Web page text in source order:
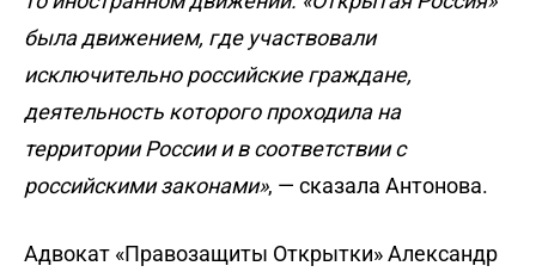
была движением, где участвовали
исключительно российские граждане,
деятельность которого проходила на
территории России и в соответствии с
российскими законами», — сказала Антонова.
Адвокат «Правозащиты Открытки» Александр